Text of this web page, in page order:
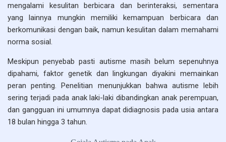
mengalami kesulitan berbicara dan berinteraksi, sementara
yang lainnya mungkin memiliki kemampuan berbicara dan
berkomunikasi dengan baik, namun kesulitan dalam memahami
norma sosial.
Meskipun penyebab pasti autisme masih belum sepenuhnya
dipahami, faktor genetik dan lingkungan diyakini memainkan
peran penting. Penelitian menunjukkan bahwa autisme lebih
sering terjadi pada anak laki-laki dibandingkan anak perempuan,
dan gangguan ini umumnya dapat didiagnosis pada usia antara
18 bulan hingga 3 tahun.